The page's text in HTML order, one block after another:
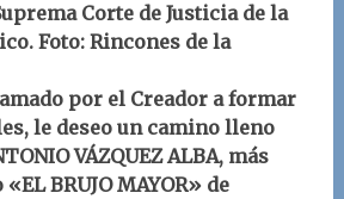
Corte de Justicia de la
Foto: Rincones de la
por el Creador a formar
le deseo un camino lleno
VÁZQUEZ ALBA, más
BRUJO MAYOR» de